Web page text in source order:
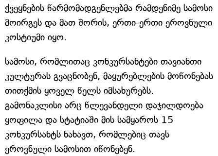
ქვეყნების წარმომადგენლებმა რამდენიმე სამოსი
მოირგეს და მათ შორის, ერთი-ერთი ეროვნული
კოსტიუმი იყო.
სამოსი, რომლითაც კონკურსანტები თავიანთი
კულტურას გვაცნობენ, მაყურებლების მოწონებას
თითქმის ყოველ წელს იმსახურებს.
გამონაკლისი არც წლევანდელი დაჯილდოება
ყოფილა და სტატიაში მის სამყაროს 15
კონკურსანტს ნახავთ, რომლებიც თავს
ეროვნული სამოსით იწონებენ.